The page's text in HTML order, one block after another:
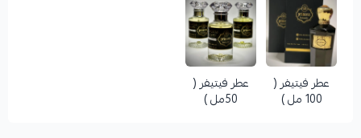
عطر فيتيفر (
100 مل )
عطر فيتيفر (
50مل )